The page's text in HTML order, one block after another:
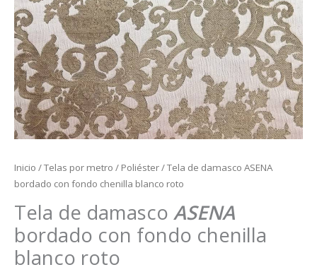
Inicio /Telas por metro / Poliéster/ Tela de damasco ASENA
bordado con fondo chenilla blanco roto
Tela de damasco ASENA
bordado con fondo chenilla
blanco roto
roto
cantidad